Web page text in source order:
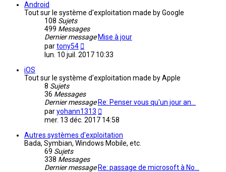
Android
Tout sur le système d'exploitation made by Google
108 Sujets
499 Messages
Dernier message Mise à jour
partony54
le
lun. 10 juil. 2017 10:33
iOS
Tout sur le système d'exploitation made by Apple
8 Sujets
36 Messages
Dernier message Re: Penser vous qu'un jour an…
paryohann1313
le
message
mer. 13 déc. 2017 14:58
Autres systèmes d'exploitation
Bada, Symbian, Windows Mobile, etc.
69 Sujets
338 Messages
Dernier message Re: passage de microsoft à No…